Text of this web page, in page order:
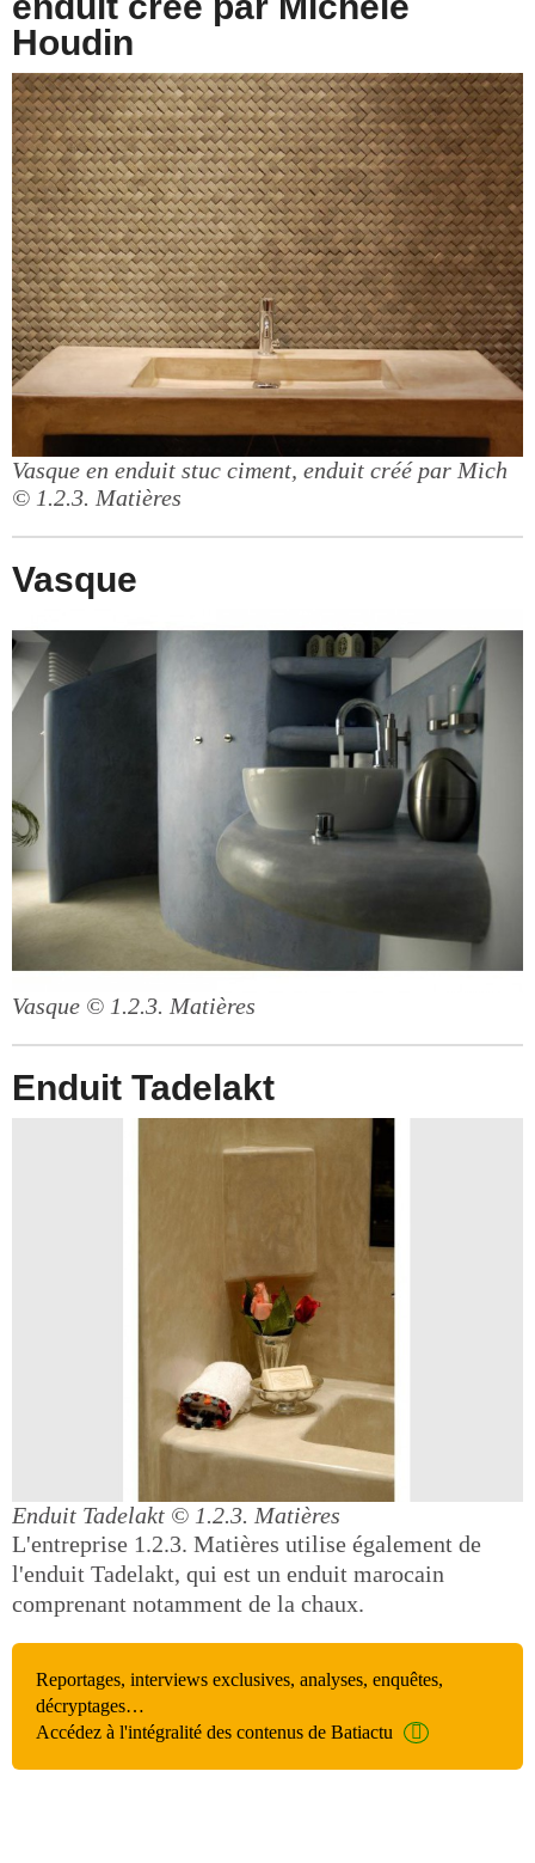
Houdin
Vasque en enduit stuc ciment, enduit créé par Mich
© 1.2.3. Matières
Vasque
Vasque © 1.2.3. Matières
Enduit Tadelakt
Enduit Tadelakt © 1.2.3. Matières
L'entreprise 1.2.3. Matières utilise également de
l'enduit Tadelakt, qui est un enduit marocain
comprenant notamment de la chaux.
Reportages, interviews exclusives, analyses, enquêtes,
décryptages…
Accédez à l'intégralité des contenus de Batiactu